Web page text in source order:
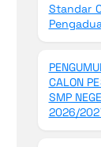
Standar
CALON
SMP
2026/